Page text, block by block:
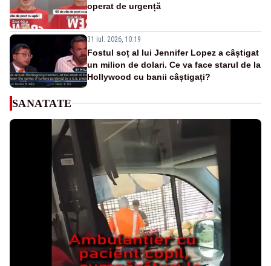
operat de urgență
31 iul. 2026, 10:19
Fostul soț al lui Jennifer Lopez a câștigat
un milion de dolari. Ce va face starul de la
Hollywood cu banii câștigați?
SANATATE